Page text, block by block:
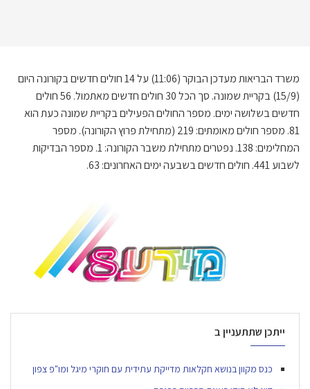
משרד הבריאות מעדכן הבוקר (11:06) על 14 חולים חדשים בקורונה היום
(15/9) בקריית שמונה. סך הכל 30 חולים חדשים מאתמול. 56 חולים
חדשים בשלושה ימים. מספר החולים הפעילים בקריית שמונה כעת הוא
81. מספר חולים מאומתים: 219 (מתחילת פרוץ הקורונה). מספר
המחלימים: 138. נפטרים מתחילת משבר הקורונה: 1. מספר הבדיקות
לשבוע 441. חולים חדשים בשבעה ימים האחרונים: 63.
ייתכן שתתעניין ב
כנס מקוון בנושא חקלאות מדייקת עתידית עם חוקרי מיגל ומו"פ צפון